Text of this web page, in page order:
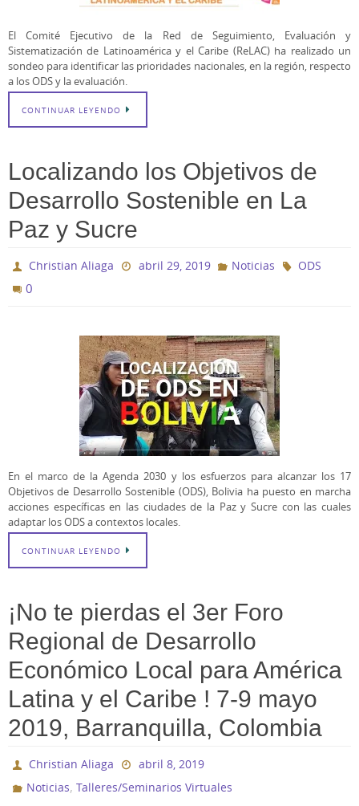
El Comité Ejecutivo de la Red de Seguimiento, Evaluación y
Sistematización de Latinoamérica y el Caribe (ReLAC) ha realizado un
sondeo para identificar las prioridades nacionales, en la región, respecto
a los ODS y la evaluación.
CONTINUAR LEYENDO
Localizando los Objetivos de
Desarrollo Sostenible en La
Paz y Sucre
Christian Aliaga abril 29, 2019 Noticias ODS
0
En el marco de la Agenda 2030 y los esfuerzos para alcanzar los 17
Objetivos de Desarrollo Sostenible (ODS), Bolivia ha puesto en marcha
acciones específicas en las ciudades de la Paz y Sucre con las cuales
adaptar los ODS a contextos locales.
CONTINUAR LEYENDO
¡No te pierdas el 3er Foro
Regional de Desarrollo
Económico Local para América
Latina y el Caribe ! 7-9 mayo
2019, Barranquilla, Colombia
Christian Aliaga
abril 8, 2019
Noticias,Talleres/Seminarios Virtuales